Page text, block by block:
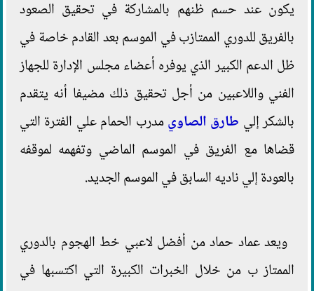
يكون عند حسم ظنهم بالمشاركة في تحقيق الصعود
بالفريق للدوري الممتازب في الموسم بعد القادم خاصة في
ظل الدعم الكبير الذي يوفره أعضاء مجلس الإدارة للجهاز
الفني واللاعبين من أجل تحقيق ذلك مضيفا أنه يتقدم
بالشكر إلي طارق الصاويمدرب الحمام علي الفترة التي
قضاها مع الفريق في الموسم الماضي وتفهمه لموقفه
بالعودة إلي ناديه السابق في الموسم الجديد.
ويعد عماد حماد من أفضل لاعبي خط الهجوم بالدوري
الممتاز ب من خلال الخبرات الكبيرة التي اكتسبها في